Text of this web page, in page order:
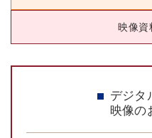
映像資
デジタ
映像の